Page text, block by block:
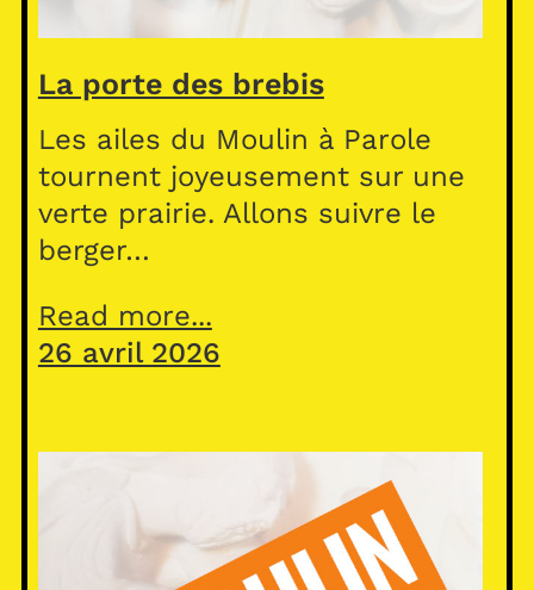
La porte des brebis
Les ailes du Moulin à Parole
tournent joyeusement sur une
verte prairie. Allons suivre le
berger…
Read more...
26 avril 2026